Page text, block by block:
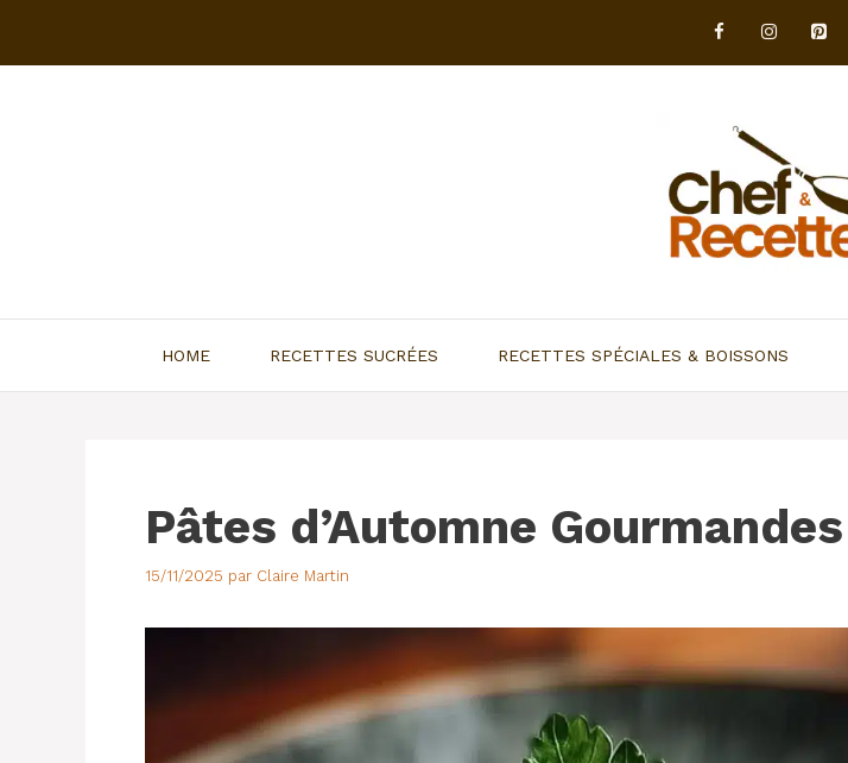
contenu
HOME RECETTES SUCRÉES RECETTES SPÉCIALES & BOISSONS
Pâtes d’Automne Gourmandes
15/11/2025 par Claire Martin